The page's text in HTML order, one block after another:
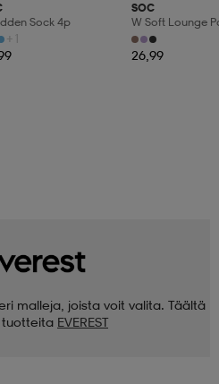
Sock 4p
+1
SOC
W Soft Lounge
26,99
malleja, joista voit valita. Täältä
tuotteita EVEREST